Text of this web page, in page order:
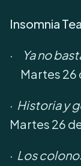
Insomnia
·
Ya no
Martes 26
· Historia y
Martes 26
· Los